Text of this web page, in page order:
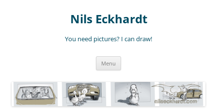
Nils Eckhardt
You need pictures? I can draw!
Menu